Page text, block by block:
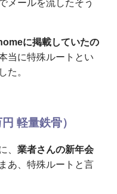
メールを流したそう
に掲載していたの
当に特殊ルートとい
た。
軽量鉄骨）
、 業者さんの新年会
あ、特殊ルートと言